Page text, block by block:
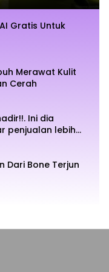
Gratis Untuk
Merawat Kulit
Cerah
Ini dia
penjualan lebih
Dari Bone Terjun